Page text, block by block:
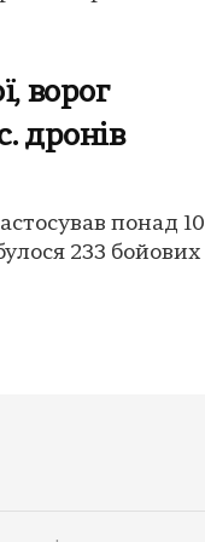
ворог
дронів
понад 10
233 бойових